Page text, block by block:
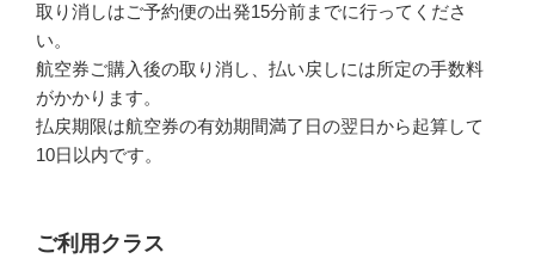
取り消しはご予約便の出発15分前までに行ってくださ
い。
航空券ご購入後の取り消し、払い戻しには所定の手数料
がかかります。
払戻期限は航空券の有効期間満了日の翌日から起算して
10日以内です。
ご利用クラス